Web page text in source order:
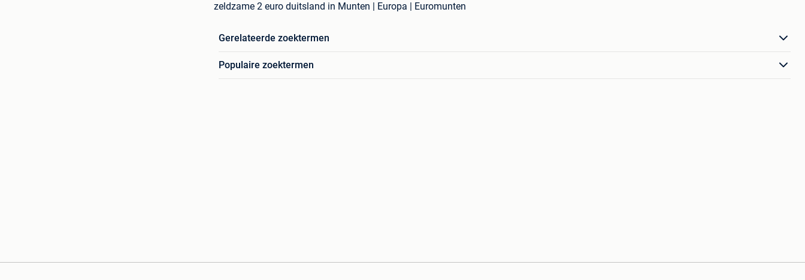
zeldzame 2 euro duitsland in Munten | Europa | Euromunten
Gerelateerde zoektermen
Populaire zoektermen